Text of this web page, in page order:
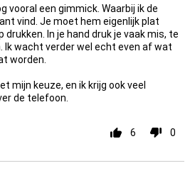
vooral een gimmick. Waarbij ik de
vind. Je moet hem eigenlijk plat
drukken. In je hand druk je vaak mis, te
Ik wacht verder wel echt even af wat
worden.
mijn keuze, en ik krijg ook veel
de telefoon.
6 0